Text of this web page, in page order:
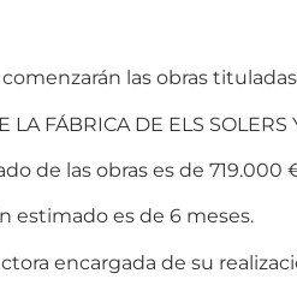
las obras
LA FÁBRICA DE ELS
de las obras es de 719.000
estimado es de 6 meses.
encargada de su